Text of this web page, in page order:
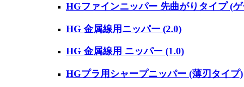
HGファインニッパー 先曲がりタイプ (
HG 金属線用ニッパー (2.0)
HG 金属線用 ニッパー (1.0)
HGプラ用シャープニッパー (薄刃タイプ)